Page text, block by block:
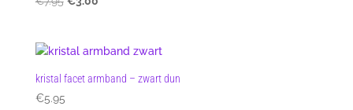
€7.95.€3.00.
kristal facet armband – zwart dun
€5.95